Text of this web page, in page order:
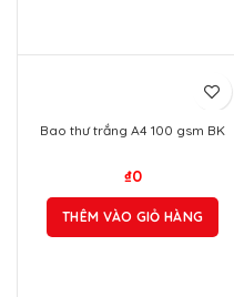
Bao thư trắng A4 100 gsm BK
₫0
THÊM VÀO GIỎ HÀNG